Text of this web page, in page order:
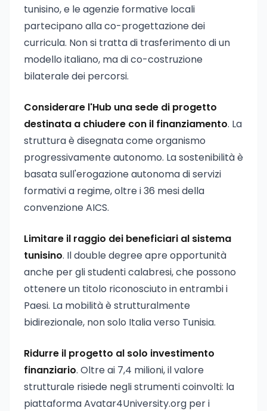
tunisino, e le agenzie formative locali
partecipano alla co-progettazione dei
curricula. Non si tratta di trasferimento di un
modello italiano, ma di co-costruzione
bilaterale dei percorsi.
Considerare l'Hub una sede di progetto
destinata a chiudere con il finanziamento. La
struttura è disegnata come organismo
progressivamente autonomo. La sostenibilità è
basata sull'erogazione autonoma di servizi
formativi a regime, oltre i 36 mesi della
convenzione AICS.
Limitare il raggio dei beneficiari al sistema
tunisino. Il double degree apre opportunità
anche per gli studenti calabresi, che possono
ottenere un titolo riconosciuto in entrambi i
Paesi. La mobilità è strutturalmente
bidirezionale, non solo Italia verso Tunisia.
Ridurre il progetto al solo investimento
finanziario. Oltre ai 7,4 milioni, il valore
strutturale risiede negli strumenti coinvolti: la
piattaforma Avatar4University.org per i